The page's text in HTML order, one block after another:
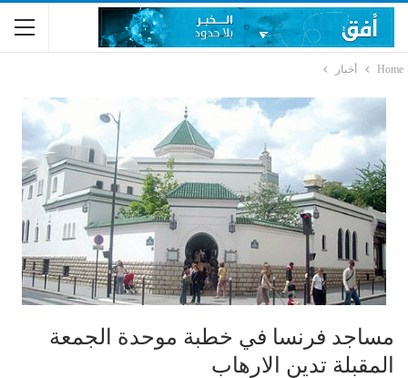
Home أخبار
مساجد فرنسا في خطبة موحدة الجمعة
المقبلة تدين الارهاب